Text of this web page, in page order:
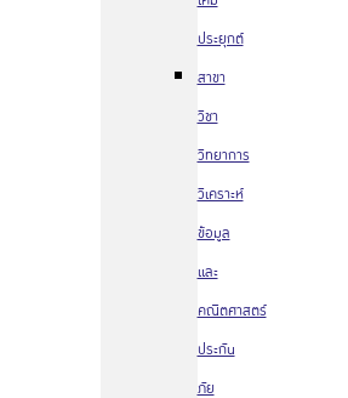
ประยุกต์
สาขา
วิชา
วิทยาการ
วิเคราะห์
ข้อมูล
และ
คณิตศาสตร์
ประกัน
ภัย